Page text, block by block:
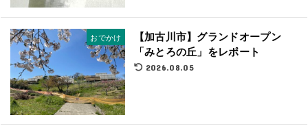
おでかけ
【加古川市】グランドオープン
「みとろの丘」をレポート
2026.08.05